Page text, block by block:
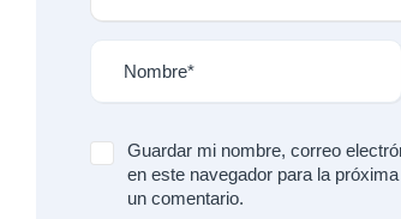
Guardar mi nombre, correo
en este navegador para la
un comentario.